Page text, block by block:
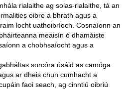
rialaithe ag solas-rialaithe, tá an
oibre a bhrath agus a
locht uathoibríoch. Cosnaíonn an
meaisín ó dhamáiste
a chobhsaíocht agus a
sorcóra úsáid as camóga
ar dheis chun cumhacht a
faoi seach, ag cinntiú oibriú